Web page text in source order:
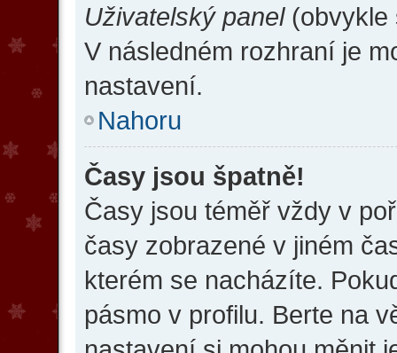
Uživatelský panel(obvykle
V následném rozhraní je
nastavení.
Nahoru
Časy jsou špatně!
Časy jsou téměř vždy v
časy zobrazené v jiném
kterém se nacházíte.
pásmo v profilu. Berte na